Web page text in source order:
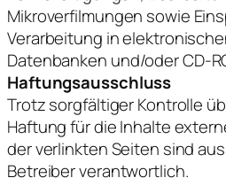
Mikroverfilmungen sowie
Verarbeitung in
Datenbanken und/oder CD-
Haftungsausschluss
Trotz sorgfältiger Kontrolle
Haftung für die Inhalte
der verlinkten Seiten sind
Betreiber verantwortlich.